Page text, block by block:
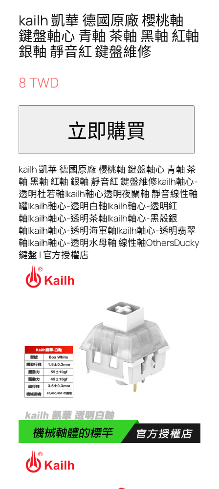
kailh 凱華 德國原廠 櫻桃軸
鍵盤軸心 青軸 茶軸 黑軸 紅軸
銀軸 靜音紅 鍵盤維修
8 TWD
kailh 凱華 德國原廠 櫻桃軸 鍵盤軸心 青軸 茶
軸 黑軸 紅軸 銀軸 靜音紅 鍵盤維修kailh軸心-
透明杜若軸|kailh軸心透明夜闌軸 靜音線性軸
罐|kailh軸心-透明白軸|kailh軸心-透明紅
軸|kailh軸心-透明茶軸|kailh軸心-黑殼銀
軸|kailh軸心-透明海軍軸|kailh軸心-透明翡翠
軸|kailh軸心-透明水母軸 線性軸OthersDucky
鍵盤 l 官方授權店